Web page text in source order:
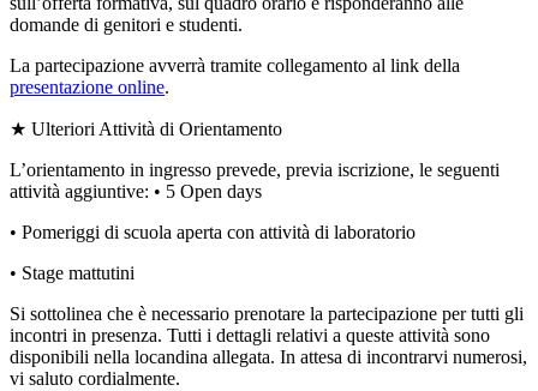
domande di genitori e studenti.
La partecipazione avverrà tramite collegamento al link della
presentazione online.
★ Ulteriori Attività di Orientamento
L’orientamento in ingresso prevede, previa iscrizione, le seguenti
attività aggiuntive: • 5 Open days
• Pomeriggi di scuola aperta con attività di laboratorio
• Stage mattutini
Si sottolinea che è necessario prenotare la partecipazione per tutti gli
incontri in presenza. Tutti i dettagli relativi a queste attività sono
disponibili nella locandina allegata. In attesa di incontrarvi numerosi,
vi saluto cordialmente.